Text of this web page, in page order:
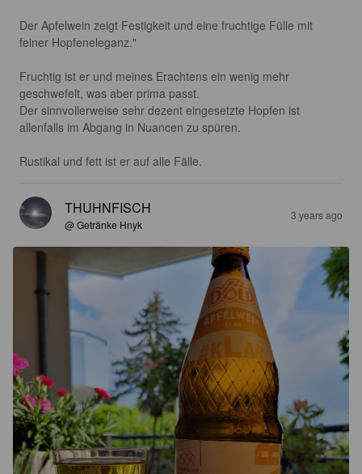
Der Apfelwein zeigt Festigkeit und eine fruchtige Fülle mit
feiner Hopfeneleganz."
Fruchtig ist er und meines Erachtens ein wenig mehr
geschwefelt, was aber prima passt.
Der sinnvollerweise sehr dezent eingesetzte Hopfen ist
allenfalls im Abgang in Nuancen zu spüren.
Rustikal und fett ist er auf alle Fälle.
THUHNFISCH
@ Getränke Hnyk
3 years ago